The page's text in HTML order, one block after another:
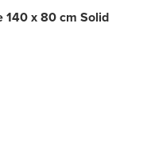
140 x 80 cm Solid